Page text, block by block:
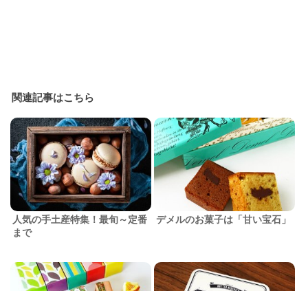
関連記事はこちら
人気の手土産特集！最旬～定番
まで
デメルのお菓子は「甘い宝石」